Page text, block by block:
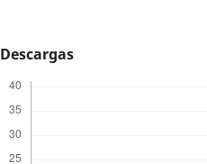
Descargas